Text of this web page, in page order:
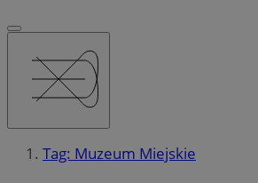
Tag: Muzeum Miejskie